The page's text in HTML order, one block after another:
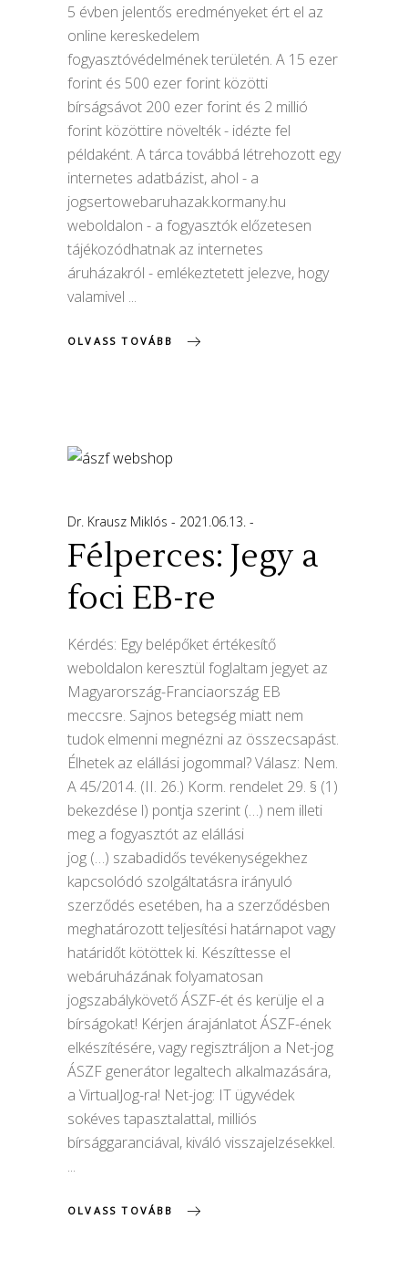
5 évben jelentős eredményeket ért el az
online kereskedelem
fogyasztóvédelmének területén. A 15 ezer
forint és 500 ezer forint közötti
bírságsávot 200 ezer forint és 2 millió
forint közöttire növelték - idézte fel
példaként. A tárca továbbá létrehozott egy
internetes adatbázist, ahol - a
jogsertowebaruhazak.kormany.hu
weboldalon - a fogyasztók előzetesen
tájékozódhatnak az internetes
áruházakról - emlékeztetett jelezve, hogy
valamivel
OLVASS TOVÁBB
Dr. Krausz Miklós 2021.06.13.
Félperces: Jegy a
foci EB-re
Kérdés: Egy belépőket értékesítő
weboldalon keresztül foglaltam jegyet az
Magyarország-Franciaország EB
meccsre. Sajnos betegség miatt nem
tudok elmenni megnézni az összecsapást.
Élhetek az elállási jogommal? Válasz: Nem.
A 45/2014. (II. 26.) Korm. rendelet 29. § (1)
bekezdése l) pontja szerint (…) nem illeti
meg a fogyasztót az elállási
jog (…) szabadidős tevékenységekhez
kapcsolódó szolgáltatásra irányuló
szerződés esetében, ha a szerződésben
meghatározott teljesítési határnapot vagy
határidőt kötöttek ki. Készíttesse el
webáruházának folyamatosan
jogszabálykövető ÁSZF-ét és kerülje el a
bírságokat! Kérjen árajánlatot ÁSZF-ének
elkészítésére, vagy regisztráljon a Net-jog
ÁSZF generátor legaltech alkalmazására,
a VirtualJog-ra! Net-jog: IT ügyvédek
sokéves tapasztalattal, milliós
bírsággaranciával, kiváló visszajelzésekkel.
OLVASS TOVÁBB